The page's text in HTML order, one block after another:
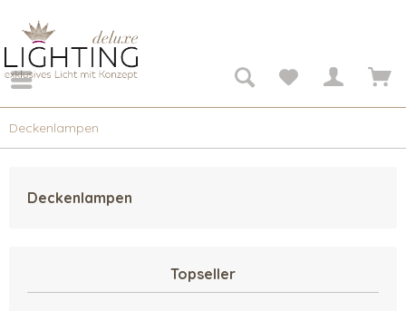
Deckenlampen
Deckenlampen
Topseller